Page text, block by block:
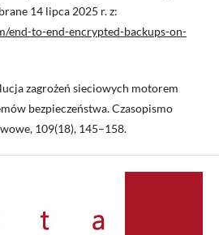
14 lipca 2025 r. z:
end-to-end-encrypted-backups-on-
zagrożeń sieciowych motorem
bezpieczeństwa. Czasopismo
109(18), 145–158.